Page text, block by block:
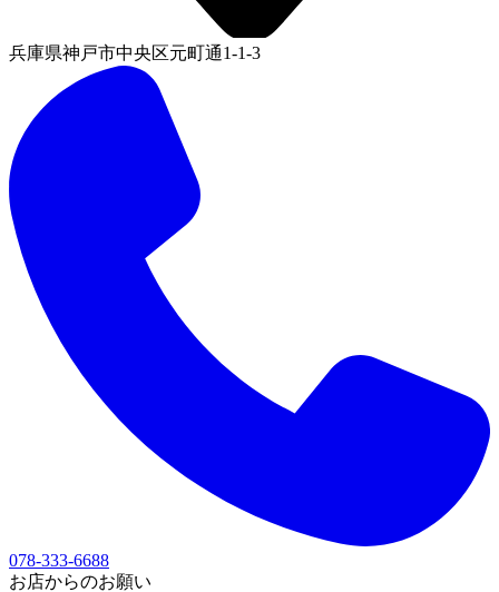
兵庫県神戸市中央区元町通1-1-3
078-333-6688
お店からのお願い